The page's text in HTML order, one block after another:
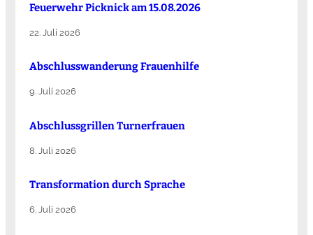
Feuerwehr Picknick am 15.08.2026
22. Juli 2026
Abschlusswanderung Frauenhilfe
9. Juli 2026
Abschlussgrillen Turnerfrauen
8. Juli 2026
Transformation durch Sprache
6. Juli 2026